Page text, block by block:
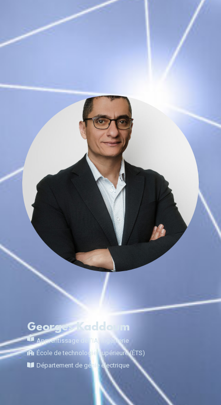
Georges Kaddoum
Apprentissage de l'IA
Ingénierie
École de technologie supérieure (ÉTS)
Département de génie électrique